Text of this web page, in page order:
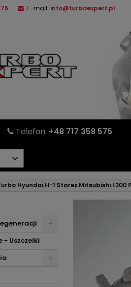
E-mail: info@turboexpert.pl
Telefon: +48 717 358 575
Hyundai H-1 Starex Mitsubishi
- Uszczelki